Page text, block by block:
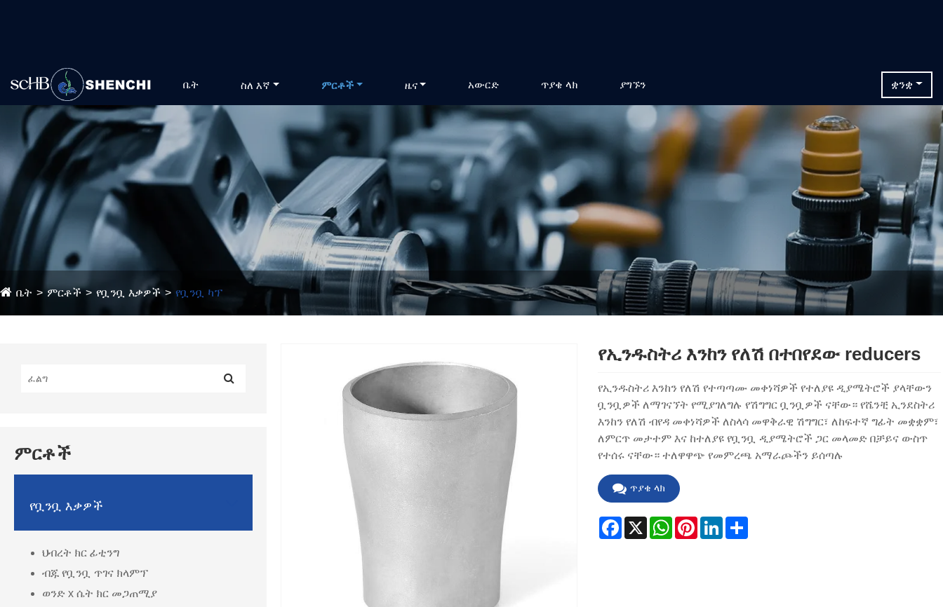
ቤት ስለ እኛ ምርቶች ዜና አውርድ ጥያቄ ላክ ያግኙን ቋንቋ
ቤት ምርቶች የቧንቧ እቃዎች የቧንቧ ካፕ
ምርቶች
የቧንቧ እቃዎች
ህብረት ክር ፊቲንግ
ብጁ የቧንቧ ጥገና ክላምፕ
ወንድ x ሴት ክር መጋጠሚያ
የኢንዱስትሪ እንከን የለሽ በተበየደው reducers
የኢንዱስትሪ እንከን የለሽ የተጣጣሙ መቀነሻዎች የተለያዩ ዲያሜትሮች ያላቸውን
ቧንቧዎች ለማገናኘት የሚያገለግሉ የሽግግር ቧንቧዎች ናቸው። የሼንቺ ኢንደስትሪ
እንከን የለሽ ብየዳ መቀነሻዎች ለስላሳ መዋቅራዊ ሽግግር፣ ለከፍተኛ ግፊት መቋቋም፣
ለምርጥ መታተም እና ከተለያዩ የቧንቧ ዲያሜትሮች ጋር መላመድ በቻይና ውስጥ
የተሰሩ ናቸው። ተለዋዋጭ የመምረጫ አማራጮችን ይሰጣሉ
ጥያቄ ላክ
Facebook
X WhatsApp
PinterestLinkedInShare